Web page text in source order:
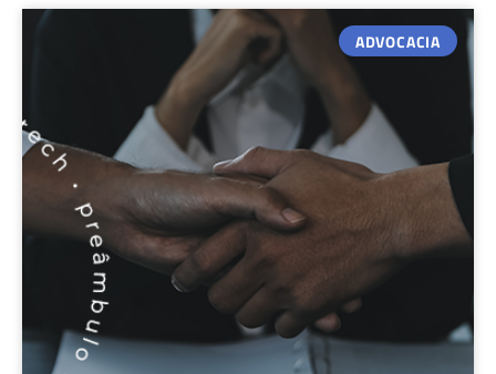
ADVOCACIA